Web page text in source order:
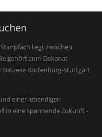
liegt zwischen
gehört zum Dekanat
Diözese Rottenburg-Stuttgart
einer lebendigen
in eine spannende Zukunft -